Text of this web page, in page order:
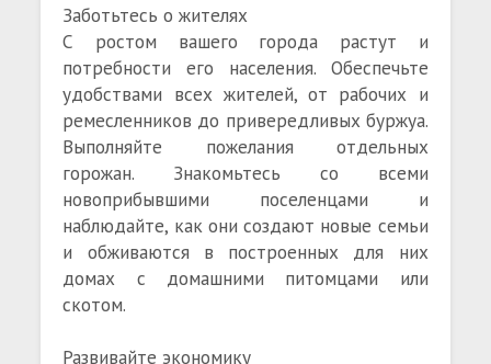
Заботьтесь о жителях
С ростом вашего города растут и
потребности его населения. Обеспечьте
удобствами всех жителей, от рабочих и
ремесленников до привередливых буржуа.
Выполняйте пожелания отдельных
горожан. Знакомьтесь со всеми
новоприбывшими поселенцами и
наблюдайте, как они создают новые семьи
и обживаются в построенных для них
домах с домашними питомцами или
скотом.
Развивайте экономику